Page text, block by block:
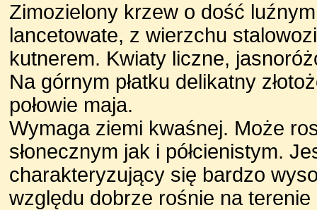
Zimozielony krzew o dość
lancetowate, z wierzchu
kutnerem. Kwiaty liczne,
Na górnym płatku delikatny
połowie maja.
Wymaga ziemi kwaśnej. Może
słonecznym jak i półcienistym.
charakteryzujący się bardzo
względu dobrze rośnie na terenie